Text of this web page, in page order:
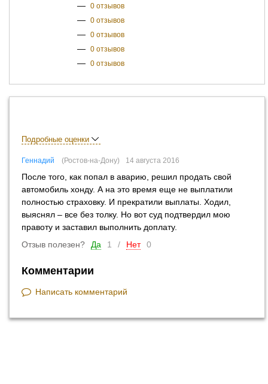
— 0 отзывов
— 0 отзывов
— 0 отзывов
— 0 отзывов
— 0 отзывов
Подробные оценки
Геннадий Ростов-на-Дону 14 августа 2016
После того, как попал в аварию, решил продать свой
автомобиль хонду. А на это время еще не выплатили
полностью страховку. И прекратили выплаты. Ходил,
выяснял – все без толку. Но вот суд подтвердил мою
правоту и заставил выполнить доплату.
Отзыв полезен?
Да 1 / Нет 0
Комментарии
Написать комментарий